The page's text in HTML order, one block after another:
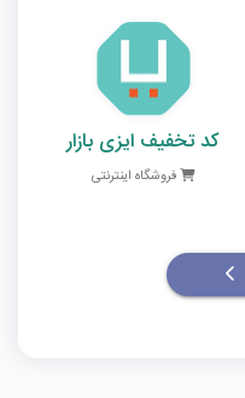
کد تخفیف ایزی بازار
فروشگاه اینترنتی